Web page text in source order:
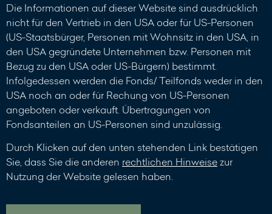
Die Informationen auf dieser Website sind ausdrücklich
nicht für den Vertrieb in den USA oder für US-Personen
(US-Staatsbürger, Personen mit Wohnsitz in den USA, in
den USA gegründete Unternehmen bzw. Personen mit
Bezug zu den USA oder US-Bürgern) bestimmt.
Infolgedessen werden die Fonds/ Teilfonds weder in den
USA noch an oder für Rechung von US-Personen
angeboten oder verkauft. Übertragungen von
Fondsanteilen an US-Personen sind unzulässig.
Durch Klicken auf den unten stehenden Link bestätigen
Sie, dass Sie die anderen rechtlichen Hinweisezur
Nutzung der Website gelesen haben.